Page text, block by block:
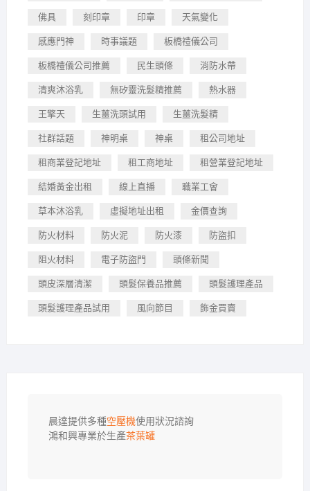
佛具 刻印章 印章 天氣變化
感應門神 時事議題 板橋禮儀公司
板橋禮儀公司推薦 民生頭條 消防水帶
清爽沐浴乳 無矽靈洗髮精推薦 熱水器
王擎天 生薑洗頭試用 生薑洗髮精
社群話題 神明桌 神桌 租公司地址
租商業登記地址 租工商地址 租營業登記地址
結婚黃金出租 線上直播 職業工會
草本沐浴乳 虛擬地址出租 金價查詢
防火材料 防火泥 防火漆 防盜扣
阻火材料 電子防盜門 頭條新聞
頭皮深層清潔 頭髮保養品推薦 頭髮護理產品
頭髮護理產品試用 風向節目 飾金買賣
晨達提供多種空壓機使用狀況諮詢
鴻和興專業於生產茶葉罐